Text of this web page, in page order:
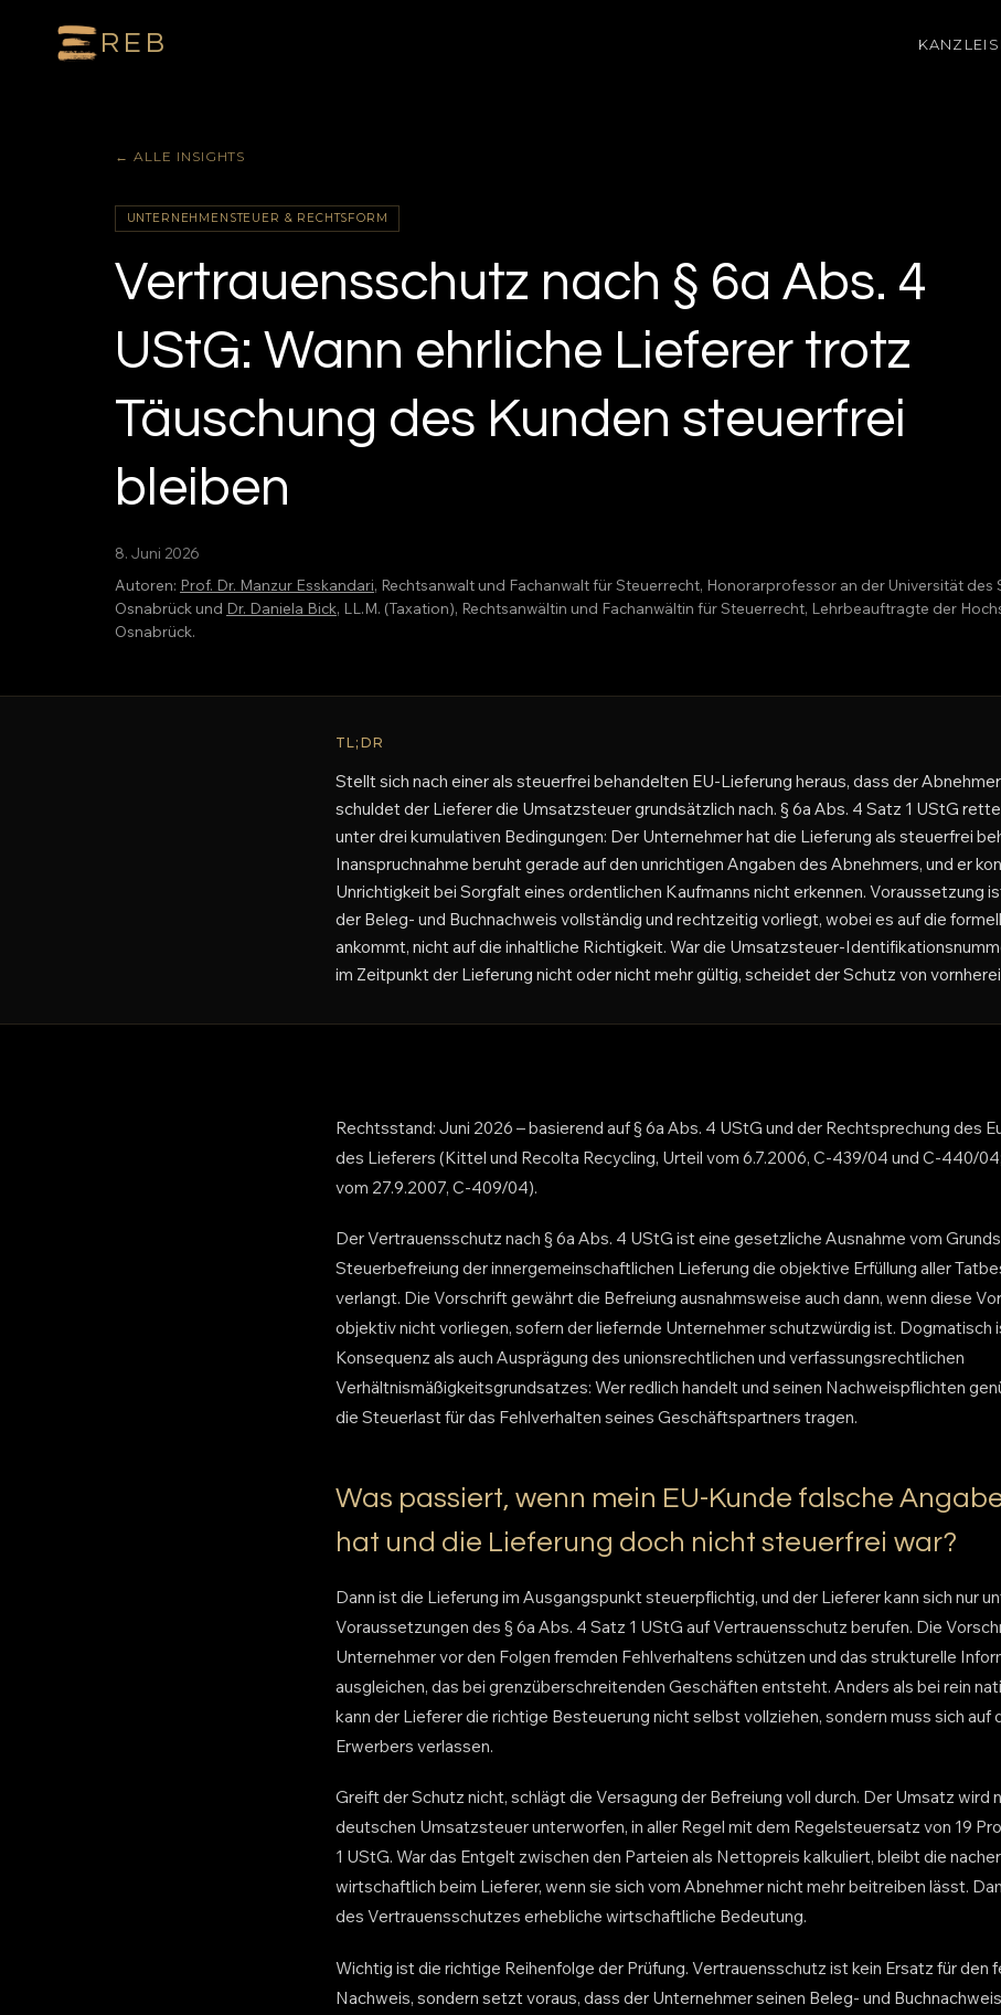
REB KANZLEI
← ALLE INSIGHTS
UNTERNEHMENSTEUER & RECHTSFORM
Vertrauensschutz nach § 6a Abs. 4
UStG: Wann ehrliche Lieferer trotz
Täuschung des Kunden steuerfrei
bleiben
8. Juni 2026
Autoren: Prof. Dr. Manzur Esskandari, Rechtsanwalt und Fachanwalt für Steuerrecht, Honorarprofessor an der Universität
Osnabrück und Dr. Daniela Bick, LL.M. (Taxation), Rechtsanwältin und Fachanwältin für Steuerrecht, Lehrbeauftragte der
Osnabrück.
TL;DR
Stellt sich nach einer als steuerfrei behandelten EU-Lieferung heraus, dass der
schuldet der Lieferer die Umsatzsteuer grundsätzlich nach. § 6a Abs. 4 Satz 1 UStG
unter drei kumulativen Bedingungen: Der Unternehmer hat die Lieferung als steuerfrei
Inanspruchnahme beruht gerade auf den unrichtigen Angaben des Abnehmers, und er
Unrichtigkeit bei Sorgfalt eines ordentlichen Kaufmanns nicht erkennen. Voraussetzung
der Beleg- und Buchnachweis vollständig und rechtzeitig vorliegt, wobei es auf die
ankommt, nicht auf die inhaltliche Richtigkeit. War die Umsatzsteuer-
im Zeitpunkt der Lieferung nicht oder nicht mehr gültig, scheidet der Schutz von
Rechtsstand: Juni 2026 – basierend auf § 6a Abs. 4 UStG und der Rechtsprechung des
des Lieferers (Kittel und Recolta Recycling, Urteil vom 6.7.2006, C-439/04 und C-440/
vom 27.9.2007, C-409/04).
Der Vertrauensschutz nach § 6a Abs. 4 UStG ist eine gesetzliche Ausnahme vom
Steuerbefreiung der innergemeinschaftlichen Lieferung die objektive Erfüllung aller
verlangt. Die Vorschrift gewährt die Befreiung ausnahmsweise auch dann, wenn diese
objektiv nicht vorliegen, sofern der liefernde Unternehmer schutzwürdig ist. Dogmatisch
Konsequenz als auch Ausprägung des unionsrechtlichen und verfassungsrechtlichen
Verhältnismäßigkeitsgrundsatzes: Wer redlich handelt und seinen Nachweispflichten
die Steuerlast für das Fehlverhalten seines Geschäftspartners tragen.
Was passiert, wenn mein EU-Kunde falsche
hat und die Lieferung doch nicht steuerfrei war?
Dann ist die Lieferung im Ausgangspunkt steuerpflichtig, und der Lieferer kann sich nur
Voraussetzungen des § 6a Abs. 4 Satz 1 UStG auf Vertrauensschutz berufen. Die
Unternehmer vor den Folgen fremden Fehlverhaltens schützen und das strukturelle
ausgleichen, das bei grenzüberschreitenden Geschäften entsteht. Anders als bei rein
kann der Lieferer die richtige Besteuerung nicht selbst vollziehen, sondern muss sich auf
Erwerbers verlassen.
Greift der Schutz nicht, schlägt die Versagung der Befreiung voll durch. Der Umsatz wird
deutschen Umsatzsteuer unterworfen, in aller Regel mit dem Regelsteuersatz von 19
1 UStG. War das Entgelt zwischen den Parteien als Nettopreis kalkuliert, bleibt die
wirtschaftlich beim Lieferer, wenn sie sich vom Abnehmer nicht mehr beitreiben lässt.
des Vertrauensschutzes erhebliche wirtschaftliche Bedeutung.
Wichtig ist die richtige Reihenfolge der Prüfung. Vertrauensschutz ist kein Ersatz für den
Nachweis, sondern setzt voraus, dass der Unternehmer seinen Beleg- und